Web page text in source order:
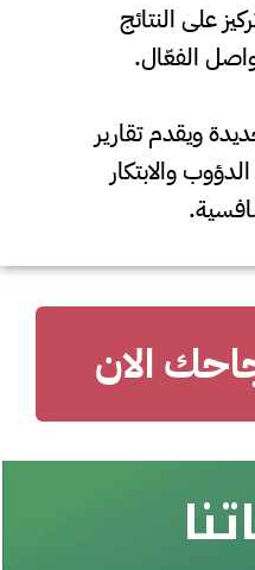
على النتائج
الفعّال.
ويقدم تقارير
والابتكار
الان